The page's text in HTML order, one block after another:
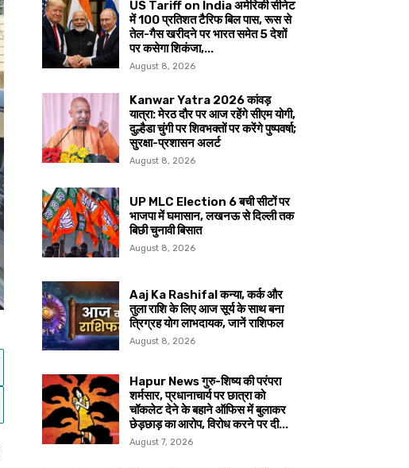
US Tariff on India अमेरिकी सीनेट
में 100 प्रतिशत टैरिफ बिल पास, रूस से
तेल-गैस खरीदने पर भारत समेत 5 देशों
पर कसेगा शिकंजा,...
August 8, 2026
Kanwar Yatra 2026 कांवड़
यात्रा: मेरठ दौर पर आज रहेंगे सीएम योगी,
दुल्हैडा चुंगी पर शिवभक्तों पर करेंगे पुष्पवर्षा;
सुरक्षा-प्रशासन अलर्ट
August 8, 2026
UP MLC Election 6 बची सीटों पर
भाजपा में घमासान, लखनऊ से दिल्ली तक
बिछी चुनावी बिसात
August 8, 2026
Aaj Ka Rashifal कन्या, कर्क और
तुला राशि के लिए आज सूर्य के साथ बना
त्रिग्रह योग लाभदायक, जानें राशिफल
August 8, 2026
Hapur News गुरु-शिष्य की परंपरा
शर्मसार, प्रधानाचार्य पर छात्रा को
चॉकलेट देने के बहाने ऑफिस में बुलाकर
छेड़छाड़ का आरोप, विरोध करने पर दी...
August 7, 2026